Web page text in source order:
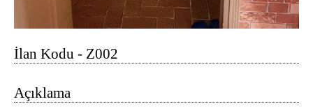
İlan Kodu - Z002
Açıklama